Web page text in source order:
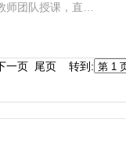
师团队授课，直…
一页 尾页 转到: